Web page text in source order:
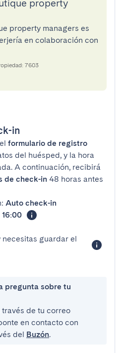
property
property managers es
en colaboración con
7603
in
formulario de registro
del huésped, y la hora
A continuación, recibirá
de check-in 48 horas antes
Auto check-in
necesitas guardar el
pregunta sobre tu
través de tu correo
en contacto con
del Buzón.